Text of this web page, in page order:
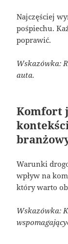
Najczęściej
pośpiechu.
poprawić.
Wskazówka:
auta.
Komfort
Warunki
wpływ na
który warto
Wskazówka: